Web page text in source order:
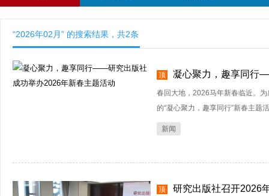
“2026年02月” 的搜索结果，共2条
顶 凝心聚力，趣享同行
春回大地，2026马年新春临近。
的“凝心聚力，趣享同行”新春主题
新闻
顶 研究出版社召开2026